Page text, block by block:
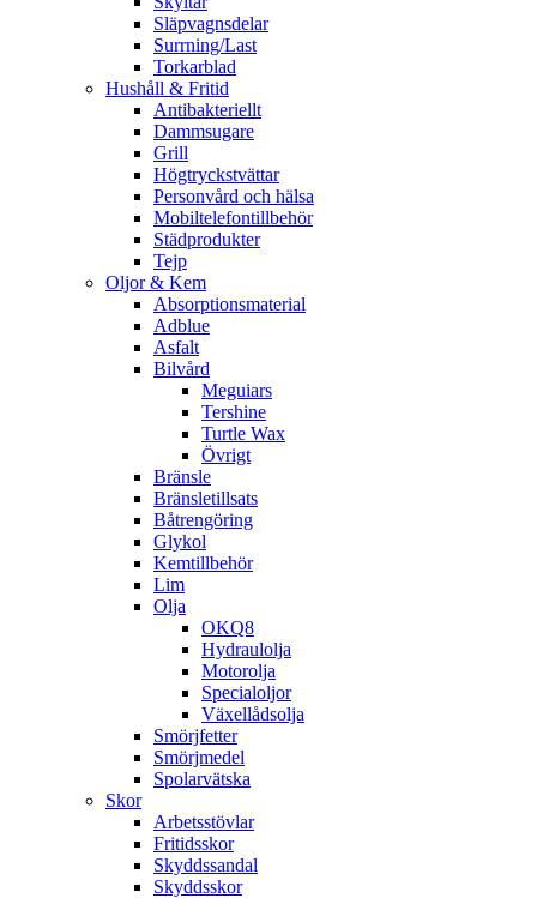
Släpvagnsdelar
Surrning/Last
Torkarblad
Hushåll & Fritid
Antibakteriellt​
Dammsugare
Grill
Högtryckstvättar
Personvård och hälsa
Mobiltelefontillbehör
Städprodukter
Tejp
Oljor & Kem
Absorptionsmaterial
Adblue
Asfalt
Bilvård
Meguiars
Tershine
Turtle Wax
Övrigt
Bränsle
Bränsletillsats
Båtrengöring
Glykol
Kemtillbehör
Lim
Olja
OKQ8
Hydraulolja
Motorolja
Specialoljor
Växellådsolja
Smörjfetter
Smörjmedel
Spolarvätska
Skor
Arbetsstövlar
Fritidsskor
Skyddssandal
Skyddsskor